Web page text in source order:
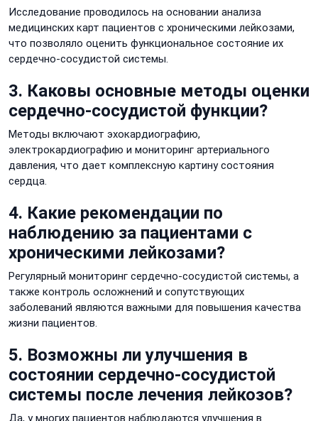
Исследование проводилось на основании анализа
медицинских карт пациентов с хроническими лейкозами,
что позволяло оценить функциональное состояние их
сердечно-сосудистой системы.
3. Каковы основные методы оценки
сердечно-сосудистой функции?
Методы включают эхокардиографию,
электрокардиографию и мониторинг артериального
давления, что дает комплексную картину состояния
сердца.
4. Какие рекомендации по
наблюдению за пациентами с
хроническими лейкозами?
Регулярный мониторинг сердечно-сосудистой системы, а
также контроль осложнений и сопутствующих
заболеваний являются важными для повышения качества
жизни пациентов.
5. Возможны ли улучшения в
состоянии сердечно-сосудистой
системы после лечения лейкозов?
Да, у многих пациентов наблюдаются улучшения в